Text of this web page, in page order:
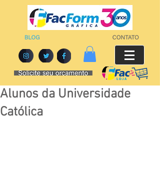
Alunos da Universidade
Católica